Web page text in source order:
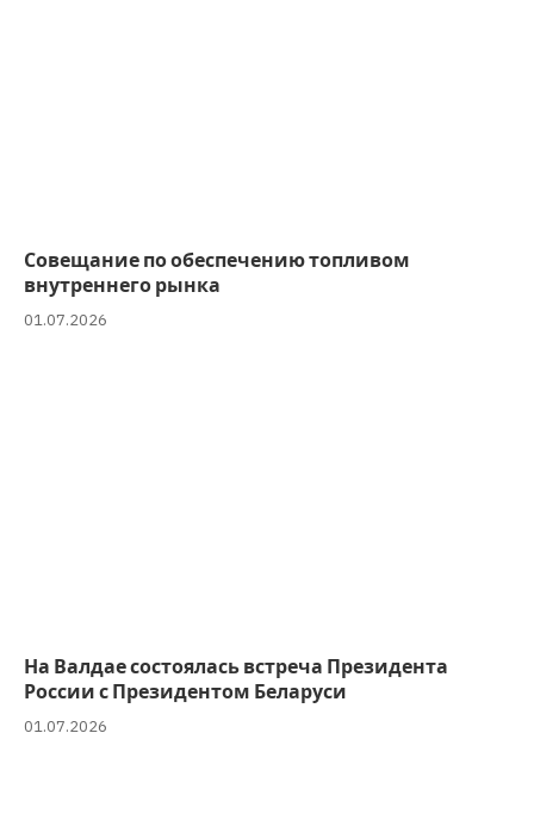
Совещание по обеспечению топливом
внутреннего рынка
01.07.2026
На Валдае состоялась встреча Президента
России с Президентом Беларуси
01.07.2026